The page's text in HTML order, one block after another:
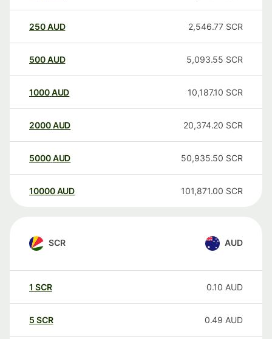
250AUD 2,546.77 SCR
500AUD 5,093.55 SCR
1000AUD 10,187.10 SCR
2000AUD 20,374.20 SCR
5000AUD 50,935.50 SCR
10000 AUD 101,871.00 SCR
SCR AUD
1 SCR 0.10 AUD
5 SCR 0.49 AUD